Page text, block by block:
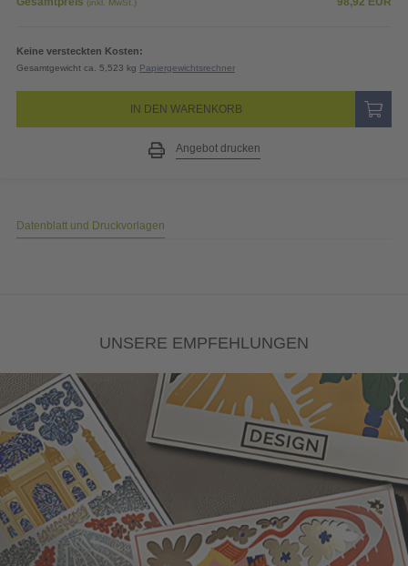
(inkl. MwSt.)
Keine versteckten Kosten:
Gesamtgewicht ca. 5,523 kg Papiergewichtsrechner
IN DEN WARENKORB
Angebot drucken
Datenblatt und Druckvorlagen
UNSERE EMPFEHLUNGEN